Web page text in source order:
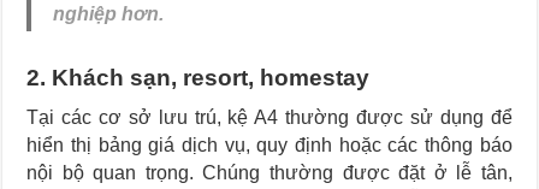
nghiệp hơn.
2. Khách sạn, resort, homestay
Tại các cơ sở lưu trú, kệ A4 thường được sử dụng để
hiển thị bảng giá dịch vụ, quy định hoặc các thông báo
nội bộ quan trọng. Chúng thường được đặt ở lễ tân,